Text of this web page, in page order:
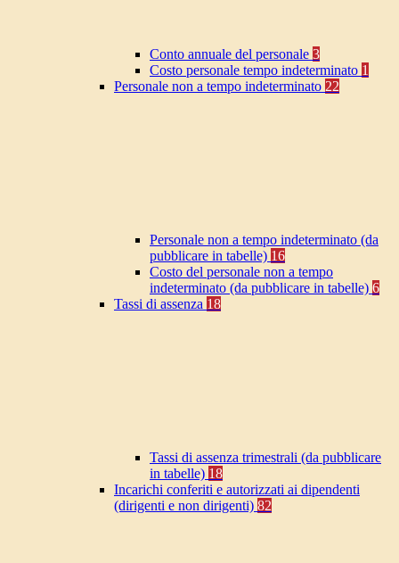
Conto annuale del personale 3
Costo personale tempo indeterminato 1
Personale non a tempo indeterminato 22
Personale non a tempo indeterminato (da
pubblicare in tabelle) 16
Costo del personale non a tempo
indeterminato (da pubblicare in tabelle) 6
Tassi di assenza 18
Tassi di assenza trimestrali (da pubblicare
in tabelle) 18
Incarichi conferiti e autorizzati ai dipendenti
(dirigenti e non dirigenti) 82